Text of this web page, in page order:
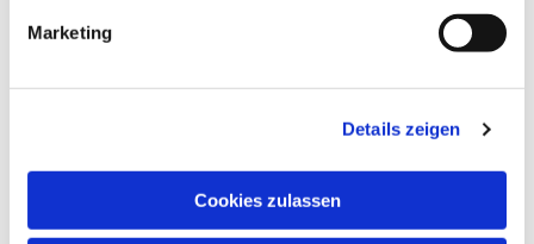
Marketing
Details zeigen
Cookies zulassen